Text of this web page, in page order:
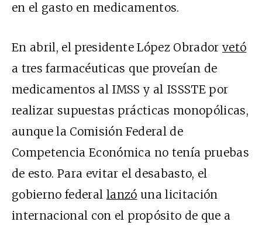
en el gasto en medicamentos.
En abril, el presidente López Obrador vetó
a tres farmacéuticas que proveían de
medicamentos al IMSS y al ISSSTE por
realizar supuestas prácticas monopólicas,
aunque la Comisión Federal de
Competencia Económica no tenía pruebas
de esto. Para evitar el desabasto, el
gobierno federal lanzó una licitación
internacional con el propósito de que a